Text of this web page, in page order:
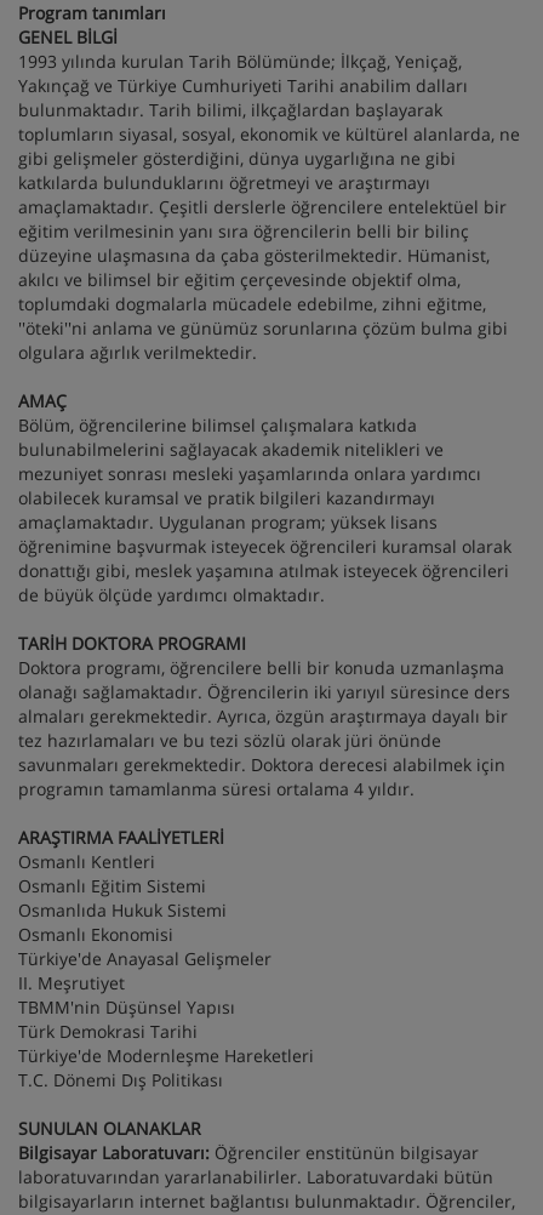
Program tanımları
GENEL BİLGİ
1993 yılında kurulan Tarih Bölümünde; İlkçağ, Yeniçağ,
Yakınçağ ve Türkiye Cumhuriyeti Tarihi anabilim dalları
bulunmaktadır. Tarih bilimi, ilkçağlardan başlayarak
toplumların siyasal, sosyal, ekonomik ve kültürel alanlarda, ne
gibi gelişmeler gösterdiğini, dünya uygarlığına ne gibi
katkılarda bulunduklarını öğretmeyi ve araştırmayı
amaçlamaktadır. Çeşitli derslerle öğrencilere entelektüel bir
eğitim verilmesinin yanı sıra öğrencilerin belli bir bilinç
düzeyine ulaşmasına da çaba gösterilmektedir. Hümanist,
akılcı ve bilimsel bir eğitim çerçevesinde objektif olma,
toplumdaki dogmalarla mücadele edebilme, zihni eğitme,
''öteki''ni anlama ve günümüz sorunlarına çözüm bulma gibi
olgulara ağırlık verilmektedir.
AMAÇ
Bölüm, öğrencilerine bilimsel çalışmalara katkıda
bulunabilmelerini sağlayacak akademik nitelikleri ve
mezuniyet sonrası mesleki yaşamlarında onlara yardımcı
olabilecek kuramsal ve pratik bilgileri kazandırmayı
amaçlamaktadır. Uygulanan program; yüksek lisans
öğrenimine başvurmak isteyecek öğrencileri kuramsal olarak
donattığı gibi, meslek yaşamına atılmak isteyecek öğrencileri
de büyük ölçüde yardımcı olmaktadır.
TARİH DOKTORA PROGRAMI
Doktora programı, öğrencilere belli bir konuda uzmanlaşma
olanağı sağlamaktadır. Öğrencilerin iki yarıyıl süresince ders
almaları gerekmektedir. Ayrıca, özgün araştırmaya dayalı bir
tez hazırlamaları ve bu tezi sözlü olarak jüri önünde
savunmaları gerekmektedir. Doktora derecesi alabilmek için
programın tamamlanma süresi ortalama 4 yıldır.
ARAŞTIRMA FAALİYETLERİ
Osmanlı Kentleri
Osmanlı Eğitim Sistemi
Osmanlıda Hukuk Sistemi
Osmanlı Ekonomisi
Türkiye'de Anayasal Gelişmeler
II. Meşrutiyet
TBMM'nin Düşünsel Yapısı
Türk Demokrasi Tarihi
Türkiye'de Modernleşme Hareketleri
T.C. Dönemi Dış Politikası
SUNULAN OLANAKLAR
Bilgisayar Laboratuvarı: Öğrenciler enstitünün bilgisayar
laboratuvarından yararlanabilirler. Laboratuvardaki bütün
bilgisayarların internet bağlantısı bulunmaktadır. Öğrenciler,